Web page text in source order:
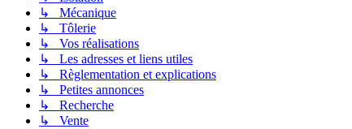
↳ Mécanique
↳ Tôlerie
↳ Vos réalisations
↳ Les adresses et liens utiles
↳ Règlementation et explications
↳ Petites annonces
↳ Recherche
↳ Vente